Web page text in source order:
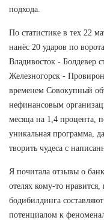
подхода.
По статистике в тех 22
нанёс 20 ударов по
Владивосток - Болдевер
Железногорск -
временем Совокупный
нефинансовым
месяца на 1,4 процента,
уникальная программа,
творить чудеса с
Я почитала отзывы о
отелях кому-то
бодибилдинга
потенциалом к